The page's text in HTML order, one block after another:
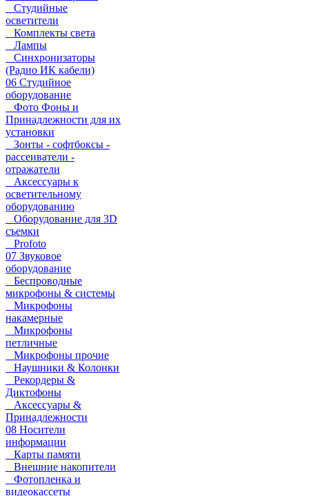
Студийные
осветители
Комплекты света
Лампы
Синхронизаторы
(Радио ИК кабели)
06 Студийное
оборудование
Фото Фоны и
Принадлежности для их
установки
Зонты - софтбоксы -
рассеиватели -
отражатели
Аксессуары к
осветительному
оборудованию
Оборудование для 3D
съемки
Profoto
07 Звуковое
оборудование
Беспроводные
микрофоны & системы
Микрофоны
накамерные
Микрофоны
петличные
Микрофоны прочие
Наушники & Колонки
Рекордеры &
Диктофоны
Аксессуары &
Принадлежности
08 Носители
информации
Карты памяти
Внешние накопители
Фотопленка и
видеокассеты